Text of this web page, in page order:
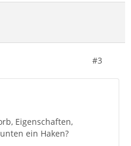
#3
Eigenschaften,
ein Haken?